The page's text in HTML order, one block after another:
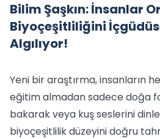
Bilim Şaşkın: İnsanlar
Biyoçeşitliliğini
Algılıyor!
Yeni bir araştırma, insanların
eğitim almadan sadece doğa
bakarak veya kuş seslerini
biyoçeşitlilik düzeyini doğru